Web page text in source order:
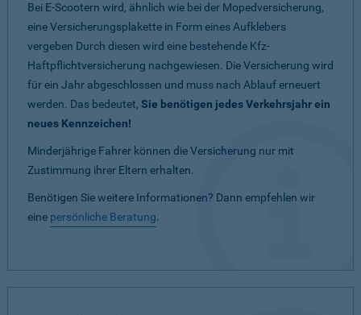
Bei E-Scootern wird, ähnlich wie bei der Mopedversicherung,
eine Versicherungsplakette in Form eines Aufklebers
vergeben Durch diesen wird eine bestehende Kfz-
Haftpflichtversicherung nachgewiesen. Die Versicherung wird
für ein Jahr abgeschlossen und muss nach Ablauf erneuert
werden. Das bedeutet, Sie benötigen jedes Verkehrsjahr ein
neues Kennzeichen!
Minderjährige Fahrer können die Versicherung nur mit
Zustimmung ihrer Eltern erhalten.
Benötigen Sie weitere Informationen? Dann empfehlen wir
eine persönliche Beratung.